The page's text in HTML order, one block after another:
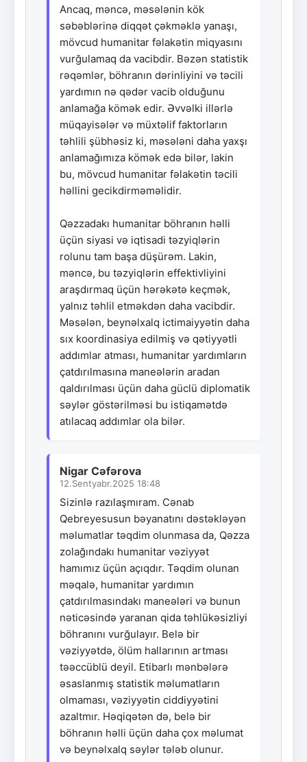
Ancaq, məncə, məsələnin kök
səbəblərinə diqqət çəkməklə yanaşı,
mövcud humanitar fəlakətin miqyasını
vurğulamaq da vacibdir. Bəzən statistik
rəqəmlər, böhranın dərinliyini və təcili
yardımın nə qədər vacib olduğunu
anlamağa kömək edir. Əvvəlki illərlə
müqayisələr və müxtəlif faktorların
təhlili şübhəsiz ki, məsələni daha yaxşı
anlamağımıza kömək edə bilər, lakin
bu, mövcud humanitar fəlakətin təcili
həllini gecikdirməməlidir.
Qəzzadakı humanitar böhranın həlli
üçün siyasi və iqtisadi təzyiqlərin
rolunu tam başa düşürəm. Lakin,
məncə, bu təzyiqlərin effektivliyini
araşdırmaq üçün hərəkətə keçmək,
yalnız təhlil etməkdən daha vacibdir.
Məsələn, beynəlxalq ictimaiyyətin daha
sıx koordinasiya edilmiş və qətiyyətli
addımlar atması, humanitar yardımların
çatdırılmasına maneələrin aradan
qaldırılması üçün daha güclü diplomatik
səylər göstərilməsi bu istiqamətdə
atılacaq addımlar ola bilər.
Nigar Cəfərova
12.Sentyabr.2025 18:48
Sizinlə razılaşmıram. Cənab
Qebreyesusun bəyanatını dəstəkləyən
məlumatlar təqdim olunmasa da, Qəzza
zolağındakı humanitar vəziyyət
hamımız üçün açıqdır. Təqdim olunan
məqalə, humanitar yardımın
çatdırılmasındakı maneələri və bunun
nəticəsində yaranan qida təhlükəsizliyi
böhranını vurğulayır. Belə bir
vəziyyətdə, ölüm hallarının artması
təəccüblü deyil. Etibarlı mənbələrə
əsaslanmış statistik məlumatların
olmaması, vəziyyətin ciddiyyətini
azaltmır. Həqiqətən də, belə bir
böhranın həlli üçün daha çox məlumat
və beynəlxalq səylər tələb olunur.